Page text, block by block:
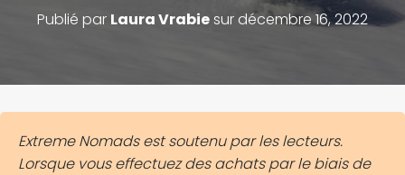
A
O
Publié par Laura Vrabiesurdécembre 16, 2022
Extreme Nomads est soutenu par les lecteurs.
Lorsque vous effectuez des achats par le biais de